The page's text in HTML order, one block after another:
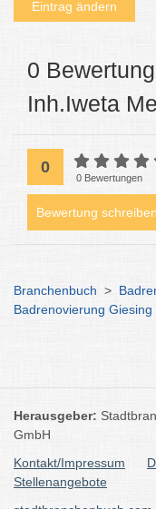
Eintrag ändern
0
Inh.Iweta
0
0 Bewertungen
Bewertung schreiben
Branchenbuch >
Badrenovierung Giesing
Herausgeber:
GmbH
Kontakt/Impressum
Stellenangebote